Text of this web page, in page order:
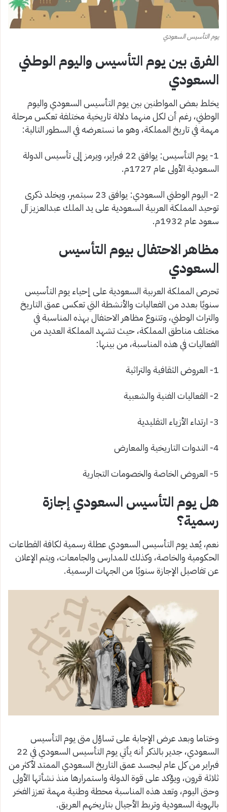
يوم التأسيس السعودي
الفرق بين يوم التأسيس واليوم الوطني
السعودي
يخلط بعض المواطنين بين يوم التأسيس السعودي واليوم
الوطني، رغم أن لكل منهما دلالة تاريخية مختلفة تعكس مرحلة
مهمة في تاريخ المملكة، وهو ما نستعرضه في السطور التالية:
1- يوم التأسيس: يوافق 22 فبراير، ويرمز إلى تأسيس الدولة
السعودية الأولى عام 1727م.
2- اليوم الوطني السعودي: يوافق 23 سبتمبر، ويخلد ذكرى
توحيد المملكة العربية السعودية على يد الملك عبدالعزيز آل
سعود عام 1932م.
مظاهر الاحتفال بيوم التأسيس
السعودي
تحرص المملكة العربية السعودية على إحياء يوم التأسيس
سنويًا بعدد من الفعاليات والأنشطة التي تعكس عمق التاريخ
والتراث الوطني، وتتنوع مظاهر الاحتفال بهذه المناسبة في
مختلف مناطق المملكة، حيث تشهد المملكة العديد من
الفعاليات في هذه المناسبة، من بينها:
1- العروض الثقافية والتراثية
2- الفعاليات الفنية والشعبية
3- ارتداء الأزياء التقليدية
4- الندوات التاريخية والمعارض
5- العروض الخاصة والخصومات التجارية
هل يوم التأسيس السعودي إجازة
رسمية؟
نعم، يُعد يوم التأسيس السعودي عطلة رسمية لكافة القطاعات
الحكومية والخاصة، وكذلك للمدارس والجامعات، ويتم الإعلان
عن تفاصيل الإجازة سنويًا من الجهات الرسمية.
وختاما وبعد عرض الإجابة على تساؤل متى يوم التأسيس
السعودي، جدير بالذكر أنه يأتي يوم التأسيس السعودي في 22
فبراير من كل عام ليجسد عمق التاريخ السعودي الممتد لأكثر من
ثلاثة قرون، ويؤكد على قوة الدولة واستمرارها منذ نشأتها الأولى
وحتى اليوم، وتعد هذه المناسبة محطة وطنية مهمة تعزز الفخر
بالهوية السعودية وتربط الأجيال بتاريخهم العريق.